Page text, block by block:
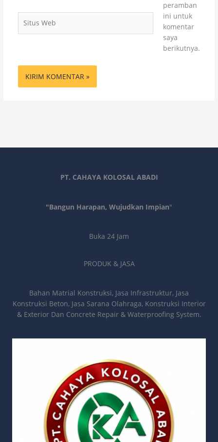
Web
peramban
ini untuk
komentar
saya
berikutnya.
PT. CAHAYA KOLOSAL ABADI
"Bangun Harapan, Wujudkan Impian"
Buka 24 Jam
PRODUK & JASA
Bahan Matrial Konstruksi, Jasa Infrastruktur, Jasa
Konstruksi Beton, Jasa Sarana Olahraga, Konstruksi Interior
& Exterior Dan Concrete Repair & Waterproofing System.